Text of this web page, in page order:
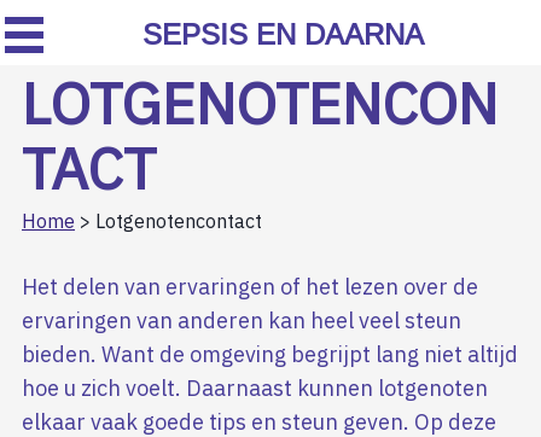
LOTGENOTENCON
TACT
Home > Lotgenotencontact
Het delen van ervaringen of het lezen over de
ervaringen van anderen kan heel veel steun
bieden. Want de omgeving begrijpt lang niet altijd
hoe u zich voelt. Daarnaast kunnen lotgenoten
elkaar vaak goede tips en steun geven. Op deze
SEPSIS EN DAARNA